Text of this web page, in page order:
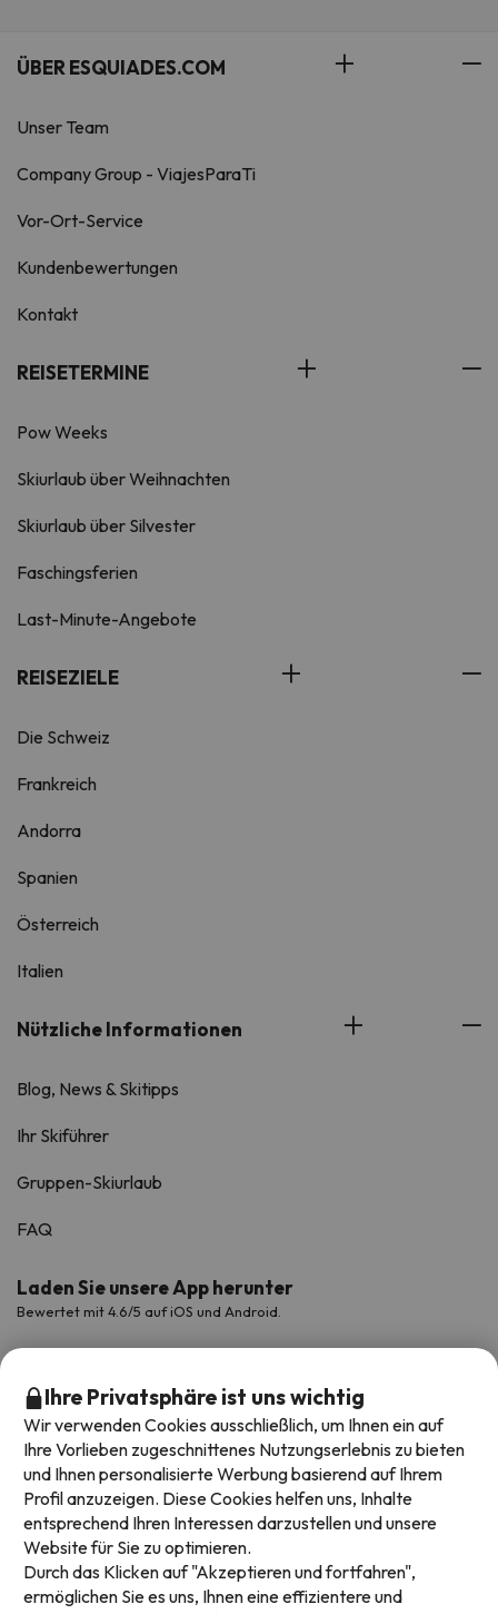
ÜBER ESQUIADES.COM
Unser Team
Company Group - ViajesParaTi
Vor-Ort-Service
Kundenbewertungen
Kontakt
REISETERMINE
Pow Weeks
Skiurlaub über Weihnachten
Skiurlaub über Silvester
Faschingsferien
Last-Minute-Angebote
REISEZIELE
Die Schweiz
Frankreich
Andorra
Spanien
Österreich
Italien
Nützliche Informationen
Blog, News & Skitipps
Ihr Skiführer
Gruppen-Skiurlaub
FAQ
Laden Sie unsere App herunter
Bewertet mit 4.6/5 auf iOS und Android.
Verfügbare Zahlungsarten
Ihre Privatsphäre ist uns wichtig
Wir verwenden Cookies ausschließlich, um Ihnen ein auf
Ihre Vorlieben zugeschnittenes Nutzungserlebnis zu bieten
und Ihnen personalisierte Werbung basierend auf Ihrem
Profil anzuzeigen. Diese Cookies helfen uns, Inhalte
entsprechend Ihren Interessen darzustellen und unsere
Website für Sie zu optimieren.
Durch das Klicken auf "Akzeptieren und fortfahren",
ermöglichen Sie es uns, Ihnen eine effizientere und